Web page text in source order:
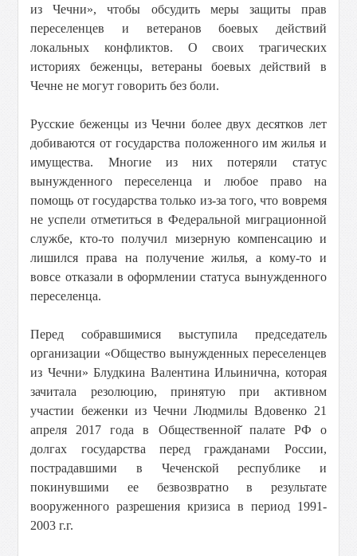
из Чечни», чтобы обсудить меры защиты прав
переселенцев и ветеранов боевых действий
локальных конфликтов. О своих трагических
историях беженцы, ветераны боевых действий в
Чечне не могут говорить без боли.
Русские беженцы из Чечни более двух десятков лет
добиваются от государства положенного им жилья и
имущества. Многие из них потеряли статус
вынужденного переселенца и любое право на
помощь от государства только из-за того, что вовремя
не успели отметиться в Федеральной миграционной
службе, кто-то получил мизерную компенсацию и
лишился права на получение жилья, а кому-то и
вовсе отказали в оформлении статуса вынужденного
переселенца.
Перед собравшимися выступила председатель
организации «Общество вынужденных переселенцев
из Чечни» Блудкина Валентина Ильинична, которая
зачитала резолюцию, принятую при активном
участии беженки из Чечни Людмилы Вдовенко 21
апреля 2017 года в Общественной̆ палате РФ о
долгах государства перед гражданами России,
пострадавшими в Чеченской республике и
покинувшими ее безвозвратно в результате
вооруженного разрешения кризиса в период 1991-
2003 г.г.